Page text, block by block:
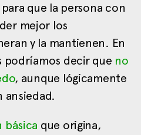
que la persona con
mejor los
y la mantienen. En
podríamos decir que no
, aunque lógicamente
ansiedad.
básica que origina,